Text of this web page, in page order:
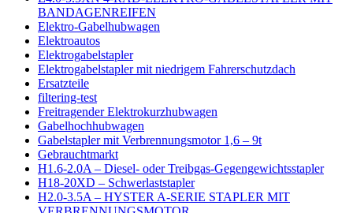
BANDAGENREIFEN
Elektro-Gabelhubwagen
Elektroautos
Elektrogabelstapler
Elektrogabelstapler mit niedrigem Fahrerschutzdach
Ersatzteile
filtering-test
Freitragender Elektrokurzhubwagen
Gabelhochhubwagen
Gabelstapler mit Verbrennungsmotor 1,6 – 9t
Gebrauchtmarkt
H1.6-2.0A – Diesel- oder Treibgas-Gegengewichtsstapler
H18-20XD – Schwerlaststapler
H2.0-3.5A – HYSTER A-SERIE STAPLER MIT